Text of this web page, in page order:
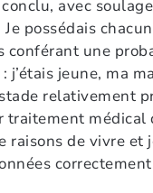
avec
possédais
conférant une
j’étais jeune, ma
relativement
traitement médical
raisons de vivre et